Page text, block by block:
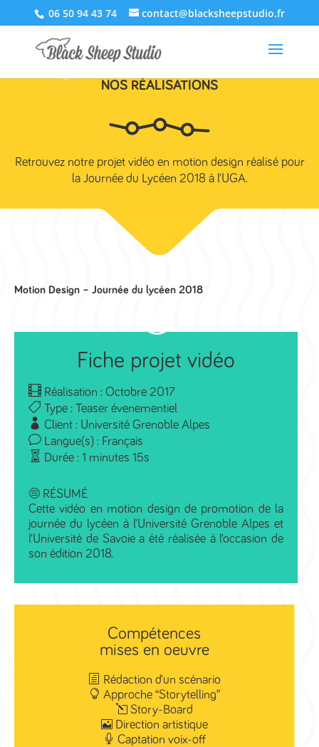
06 50 94 43 74 contact@blacksheepstudio.fr
NOS RÉALISATIONS
Retrouvez notre projet vidéo en motion design réalisé pour
la Journée du Lycéen 2018 à l’UGA.
Motion Design – Journée du lycéen 2018
Fiche projet vidéo
Réalisation : Octobre 2017
Type : Teaser évenementiel
Client : Université Grenoble Alpes
Langue(s) : Français
Durée : 1 minutes 15s
RÉSUMÉ
Cette vidéo en motion design de promotion de la
journée du lycéen à l’Université Grenoble Alpes et
l’Université de Savoie a été réalisée à l’occasion de
son édition 2018.
Compétences
mises en oeuvre
Rédaction d’un scénario
Approche “Storytelling”
Story-Board
Direction artistique
Captation voix-off